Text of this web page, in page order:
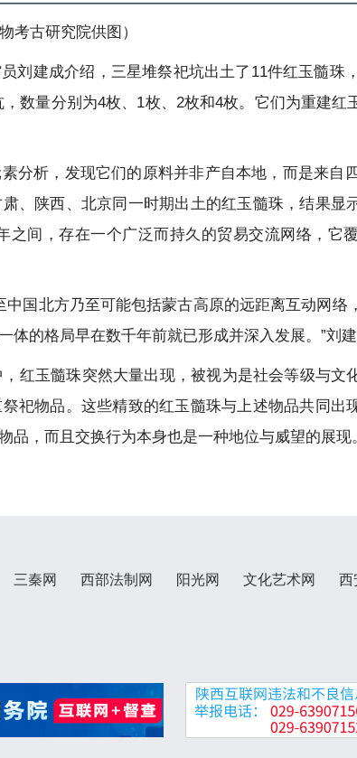
考古研究院供图）
刘建成介绍，三星堆祭祀坑出土了11件红玉髓珠
数量分别为4枚、1枚、2枚和4枚。它们为重建红
分析，发现它们的原料并非产自本地，而是来自
、陕西、北京同一时期出土的红玉髓珠，结果显
之间，存在一个广泛而持久的贸易交流网络，它
国北方乃至可能包括蒙古高原的远距离互动网络
的格局早在数千年前就已形成并深入发展。”刘建
红玉髓珠突然大量出现，被视为是社会等级与文
祀物品。这些精致的红玉髓珠与上述物品共同出
，而且交换行为本身也是一种地位与威望的展现
三秦网 西部法制网 阳光网 文化艺术网 西